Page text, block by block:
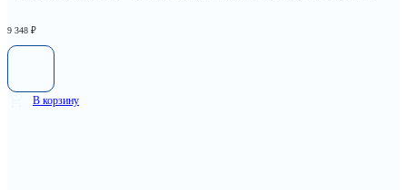
9 348 ₽
В корзину